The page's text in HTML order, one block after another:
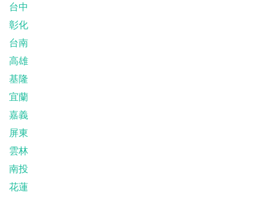
台中
彰化
台南
高雄
基隆
宜蘭
嘉義
屏東
雲林
南投
花蓮